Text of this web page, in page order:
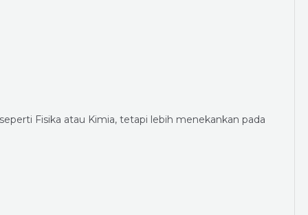
Fisika atau Kimia, tetapi lebih menekankan pada